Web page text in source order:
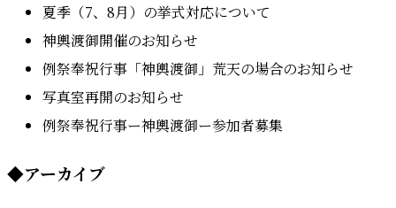
夏季（7、8月）の挙式対応について
神輿渡御開催のお知らせ
例祭奉祝行事「神輿渡御」荒天の場合のお知らせ
写真室再開のお知らせ
例祭奉祝行事ー神輿渡御ー参加者募集
◆アーカイブ